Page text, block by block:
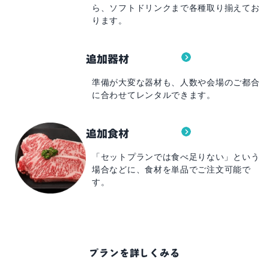
ら、 ソフトドリンクまで各種取り揃えてお
ります。
追加器材
準備が大変な器材も、
人数や会場のご都合
に合わせてレンタルできます。
追加食材
「セットプランでは食べ足りない」
という
場合などに、食材を単品でご注文可能で
す。
プランを詳しくみる